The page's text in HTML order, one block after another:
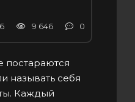
9 646 0
постараются
называть себя
Каждый